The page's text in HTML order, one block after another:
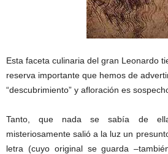
Esta faceta culinaria del gran Leonardo
reserva importante que hemos de
“descubrimiento” y afloración es
Tanto, que nada se sabía de
misteriosamente salió a la luz un
letra (cuyo original se guarda